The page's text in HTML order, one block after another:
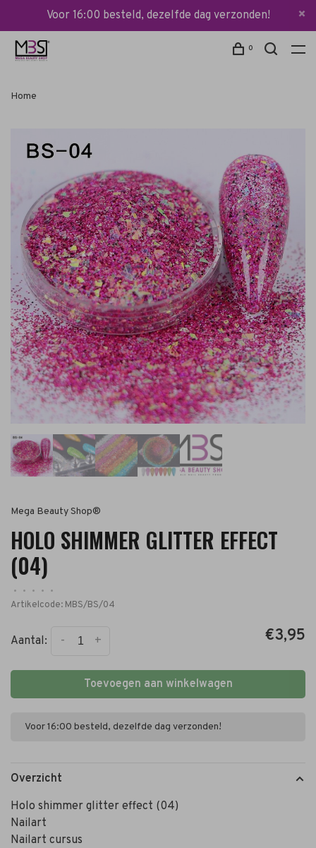
Voor 16:00 besteld, dezelfde dag verzonden!
0
Home
Mega Beauty Shop®
HOLO SHIMMER GLITTER EFFECT
(04)
• • • •
•
Artikelcode: MBS/BS/04
Aantal: +
- €3,95
Toevoegen aan winkelwagen
Voor 16:00 besteld, dezelfde dag verzonden!
Overzicht
Holo shimmer glitter effect (04)
Nailart
Nailart cursus